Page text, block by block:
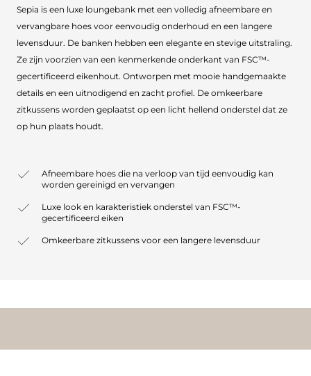
Sepia is een luxe loungebank met een volledig afneembare en
vervangbare hoes voor eenvoudig onderhoud en een langere
levensduur. De banken hebben een elegante en stevige uitstraling.
Ze zijn voorzien van een kenmerkende onderkant van FSC™-
gecertificeerd eikenhout. Ontworpen met mooie handgemaakte
details en een uitnodigend en zacht profiel. De omkeerbare
zitkussens worden geplaatst op een licht hellend onderstel dat ze
op hun plaats houdt.
Afneembare hoes die na verloop van tijd eenvoudig kan
worden gereinigd en vervangen
Luxe look en karakteristiek onderstel van FSC™-
gecertificeerd eiken
Omkeerbare zitkussens voor een langere levensduur